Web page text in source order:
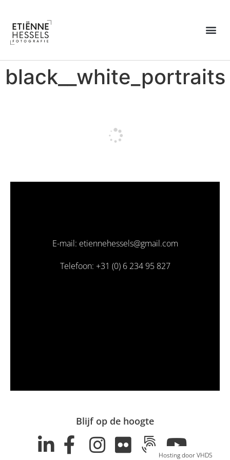
black__white_portraits
E-mail: etiennehessels@gmail.com
Telefoon: +31 (0) 6 234 95 827
Blijf op de hoogte
Hosting door VHDS